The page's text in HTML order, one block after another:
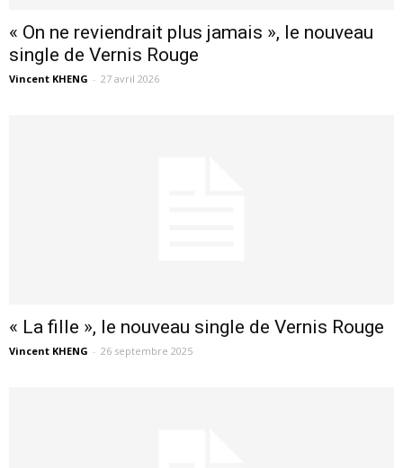
« On ne reviendrait plus jamais », le nouveau
single de Vernis Rouge
Vincent KHENG - 27 avril 2026
« La fille », le nouveau single de Vernis Rouge
Vincent KHENG - 26 septembre 2025